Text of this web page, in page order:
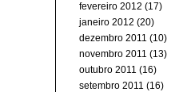
fevereiro 2012 (17)
janeiro 2012 (20)
dezembro 2011 (10)
novembro 2011 (13)
outubro 2011 (16)
setembro 2011 (16)